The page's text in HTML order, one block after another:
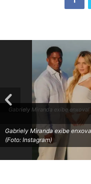
Gabriely Miranda exibe
Gabriely Miranda exibe
(Foto: Instagram)